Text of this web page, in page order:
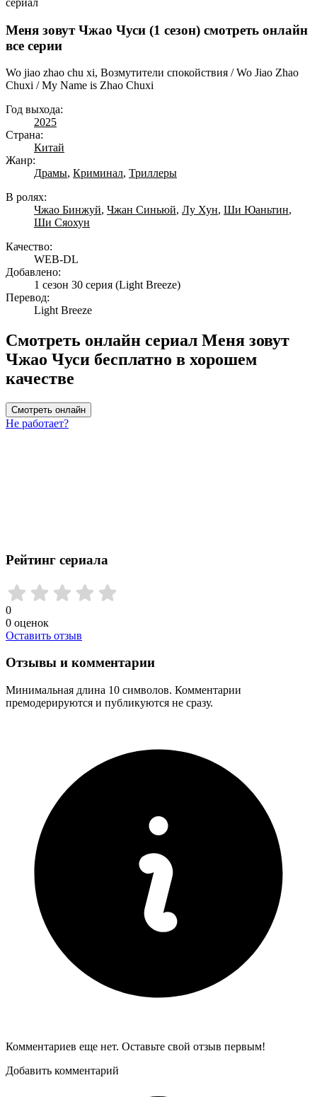
сериал
Меня зовут Чжао Чуси (1 сезон) смотреть онлайн
все серии
Wo jiao zhao chu xi, Возмутители спокойствия / Wo Jiao Zhao
Chuxi / My Name is Zhao Chuxi
Год выхода:
2025
Страна:
Китай
Жанр:
Драмы, Криминал, Триллеры
В ролях:
Чжао Бинжуй, Чжан Синьюй, Лу Хун, Ши Юаньтин,
Ши Сяохун
Качество:
WEB-DL
Добавлено:
1 сезон 30 серия (Light Breeze)
Перевод:
Light Breeze
Смотреть онлайн сериал Меня зовут
Чжао Чуси бесплатно в хорошем
качестве
Смотреть онлайн
Не работает?
Рейтинг сериала
0
0 оценок
Оставить отзыв
Отзывы и комментарии
Минимальная длина 10 символов. Комментарии
премодерируются и публикуются не сразу.
Комментариев еще нет. Оставьте свой отзыв первым!
Добавить комментарий